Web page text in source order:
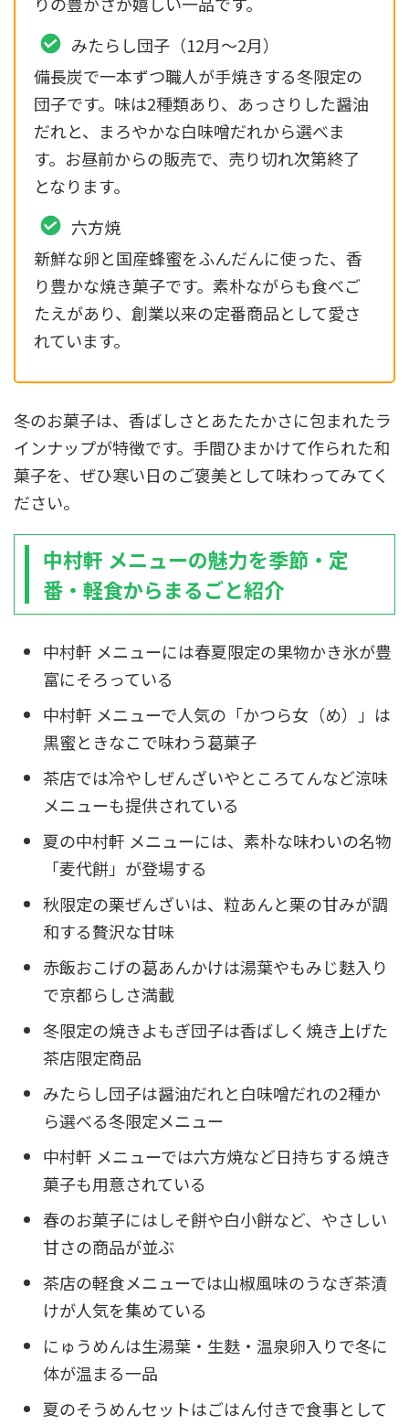
みたらし団子（12月〜2月）
備長炭で一本ずつ職人が手焼きする冬限定の
団子です。味は2種類あり、あっさりした醤油
だれと、まろやかな白味噌だれから選べま
す。お昼前からの販売で、売り切れ次第終了
となります。
六方焼
新鮮な卵と国産蜂蜜をふんだんに使った、香
り豊かな焼き菓子です。素朴ながらも食べご
たえがあり、創業以来の定番商品として愛さ
れています。
冬のお菓子は、香ばしさとあたたかさに包まれたラ
インナップが特徴です。手間ひまかけて作られた和
菓子を、ぜひ寒い日のご褒美として味わってみてく
ださい。
中村軒 メニューの魅力を季節・定
番・軽食からまるごと紹介
中村軒 メニューには春夏限定の果物かき氷が豊
富にそろっている
中村軒 メニューで人気の「かつら女（め）」は
黒蜜ときなこで味わう葛菓子
茶店では冷やしぜんざいやところてんなど涼味
メニューも提供されている
夏の中村軒 メニューには、素朴な味わいの名物
「麦代餅」が登場する
秋限定の栗ぜんざいは、粒あんと栗の甘みが調
和する贅沢な甘味
赤飯おこげの葛あんかけは湯葉やもみじ麩入り
で京都らしさ満載
冬限定の焼きよもぎ団子は香ばしく焼き上げた
茶店限定商品
みたらし団子は醤油だれと白味噌だれの2種か
ら選べる冬限定メニュー
中村軒 メニューでは六方焼など日持ちする焼き
菓子も用意されている
春のお菓子にはしそ餅や白小餅など、やさしい
甘さの商品が並ぶ
茶店の軽食メニューでは山椒風味のうなぎ茶漬
けが人気を集めている
にゅうめんは生湯葉・生麩・温泉卵入りで冬に
体が温まる一品
夏のそうめんセットはごはん付きで食事として